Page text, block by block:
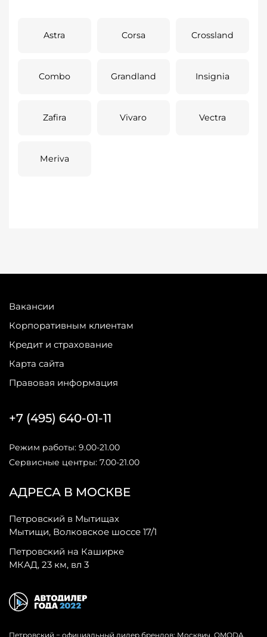
Astra Corsa Crossland
Combo Grandland Insignia
Zafira Vivaro Vectra
Meriva
Вакансии
Корпоративным клиентам
Кредит и страхование
Карта сайта
Правовая информация
АДРЕСА В МОСКВЕ
Петровский в Мытищах
Мытищи, Волковское шоссе 17/1
Петровский на Каширке
МКАД, 23 км, вл 3
+7 (495) 640-01-11
Режим работы: 9.00-21.00
Сервисные центры: 7.00-21.00
Петровский − официальный дилер брендов: Москвич, OMODA,